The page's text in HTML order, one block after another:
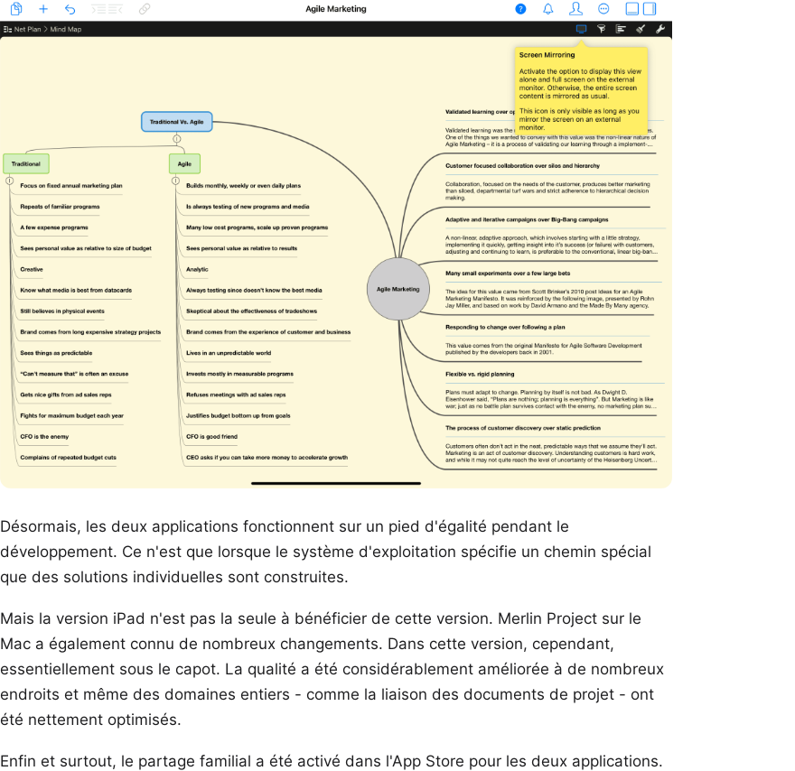
Désormais, les deux applications fonctionnent sur un pied d'égalité pendant le
développement. Ce n'est que lorsque le système d'exploitation spécifie un chemin spécial
que des solutions individuelles sont construites.
Mais la version iPad n'est pas la seule à bénéficier de cette version. Merlin Project sur le
Mac a également connu de nombreux changements. Dans cette version, cependant,
essentiellement sous le capot. La qualité a été considérablement améliorée à de nombreux
endroits et même des domaines entiers - comme la liaison des documents de projet - ont
été nettement optimisés.
Enfin et surtout, le partage familial a été activé dans l'App Store pour les deux applications.